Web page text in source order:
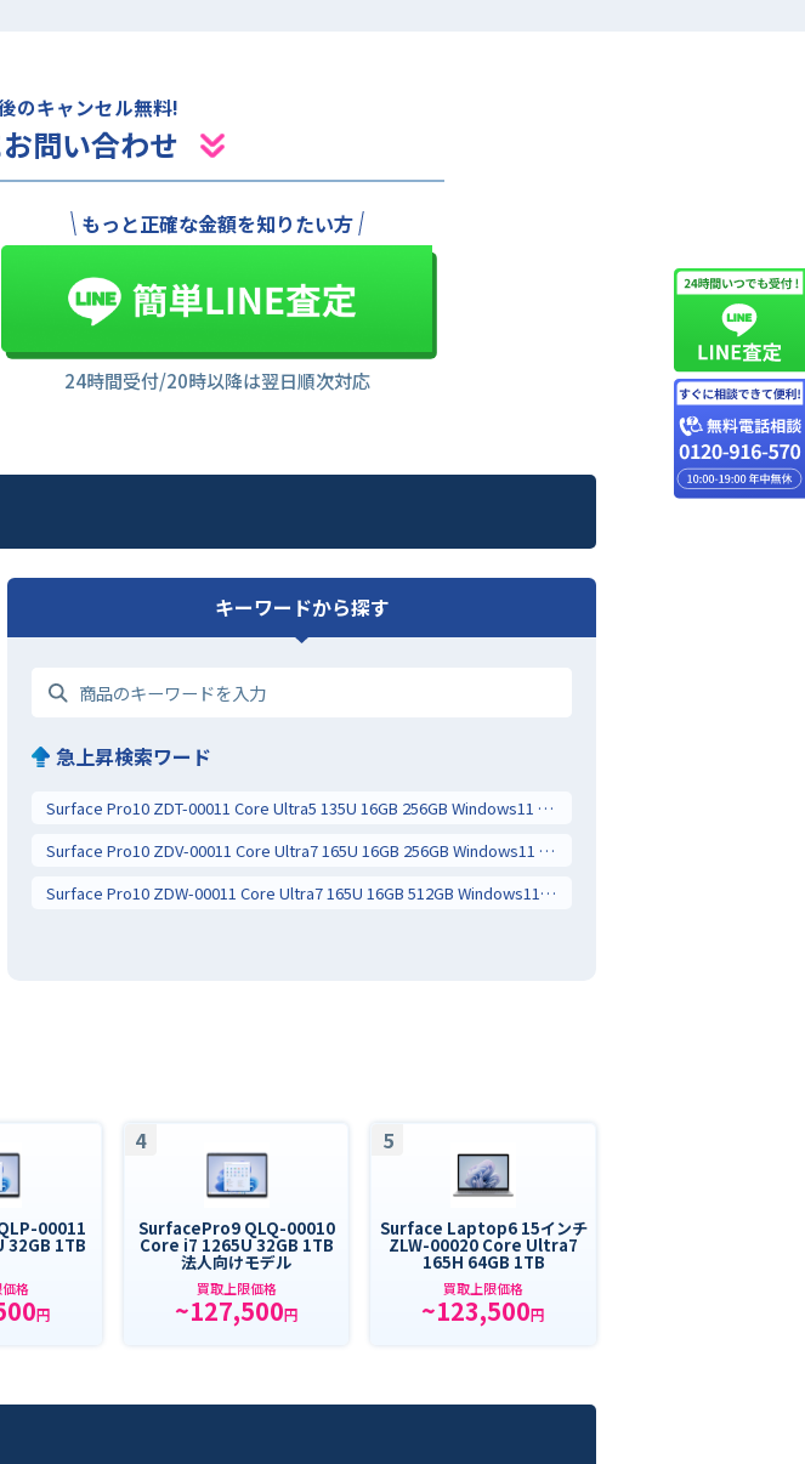
のキャンセル無料!
問い合わせ
もっと正確な金額を知りたい方
24時間受付/20時以降は翌日順次対応
キーワードから探す
急上昇検索ワード
Surface Pro10 ZDT-00011 Core Ultra5 135U 16GB 256GB Windows11 Pro
Surface Pro10 ZDV-00011 Core Ultra7 165U 16GB 256GB Windows11 Pro
Surface Pro10 ZDW-00011 Core Ultra7 165U 16GB 512GB Windows11 Pro
00011
32GB 1TB
格
円
4
SurfacePro9 QLQ-00010
Core i7 1265U 32GB 1TB
法人向けモデル
買取上限価格
~127,500円
5
Surface Laptop6 15インチ
ZLW-00020 Core Ultra7
165H 64GB 1TB
買取上限価格
~123,500円